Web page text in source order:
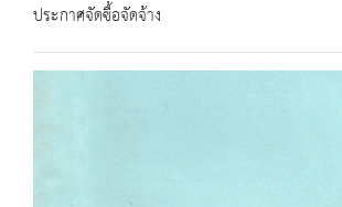
ประกาศจัดซื้อจัดจ้าง